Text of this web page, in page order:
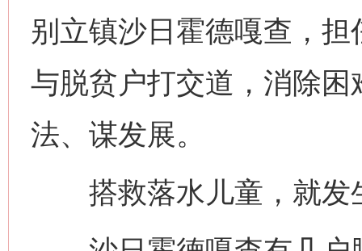
别立镇沙日霍德嘎查，
与脱贫户打交道，消除
法、谋发展。
搭救落水儿童，就发